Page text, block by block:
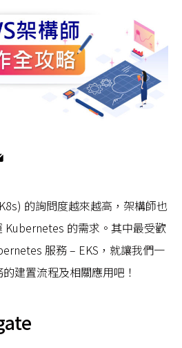
的詢問度越來越高，架構師也
Kubernetes 的需求。其中最受歡
服務 – EKS，就讓我們一
建置流程及相關應用吧！